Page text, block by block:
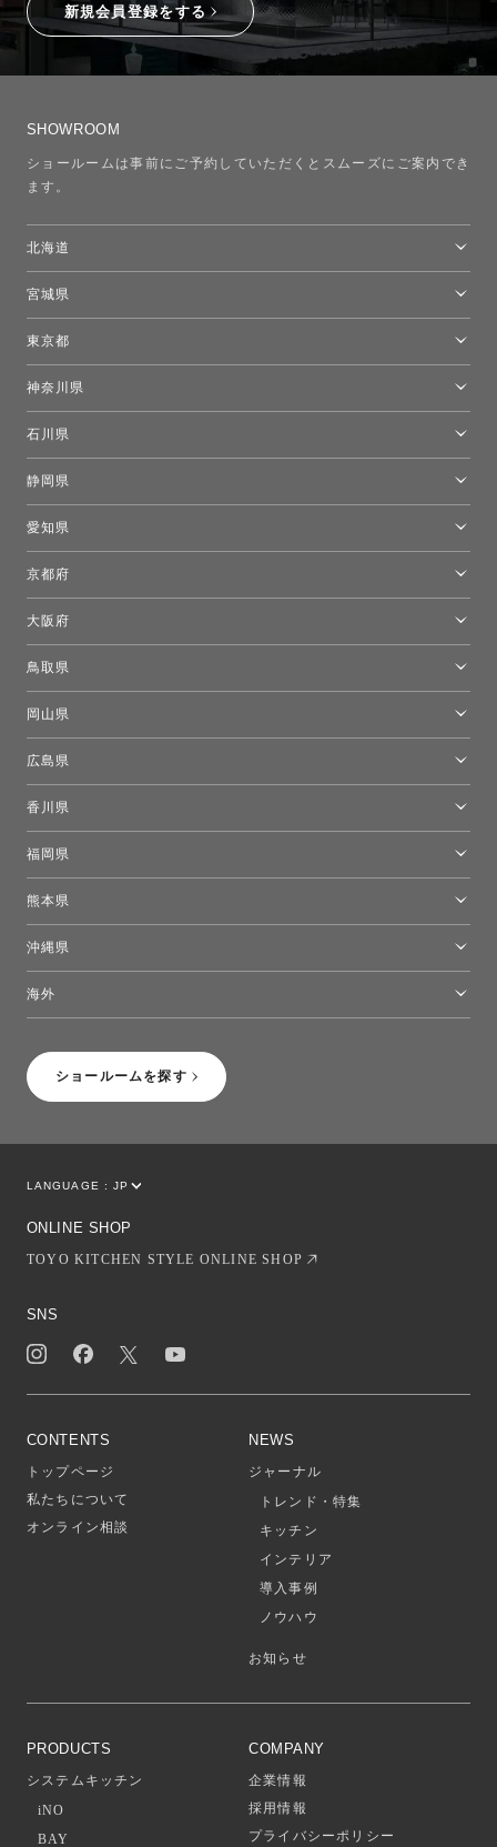
新規会員登録をする
SHOWROOM
ショールームは事前にご予約していただくとスムーズにご案内でき
ます。
ショールームを探す
北海道
宮城県
東京都
モーイ東京
キーブー東京
FLOS｜フロスデザインスペース青山
神奈川県
石川県
静岡県
愛知県
京都府
大阪府
鳥取県
岡山県
広島県
香川県
福岡県
熊本県
沖縄県
海外
LANGUAGE : JP
ONLINE SHOP
TOYO KITCHEN STYLE ONLINE SHOP
SNS
CONTENTS
トップページ
私たちについて
オンライン相談
NEWS
ジャーナル
トレンド・特集
キッチン
インテリア
導入事例
ノウハウ
お知らせ
PRODUCTS
システムキッチン
iNO
BAY
COMPANY
企業情報
採用情報
プライバシーポリシー